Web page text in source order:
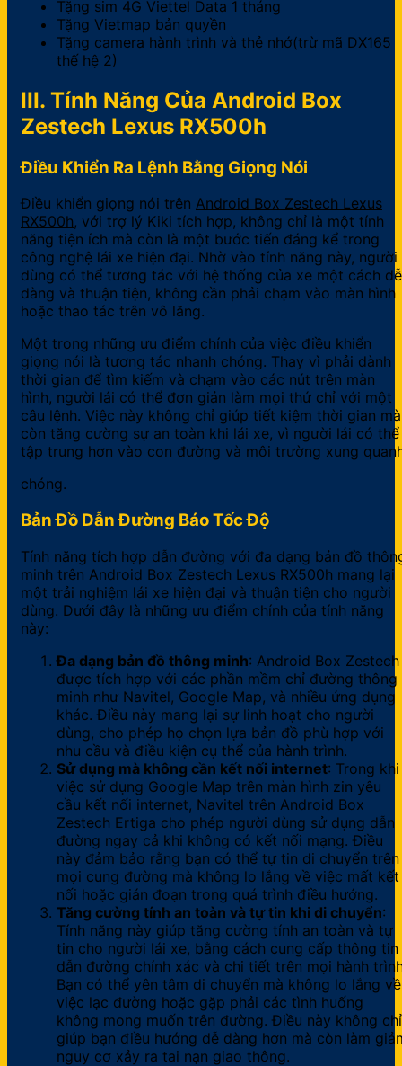
Tặng sim 4G Viettel Data 1 tháng
Tặng Vietmap bản quyền
Tặng camera hành trình và thẻ nhớ(trừ mã DX165
thế hệ 2)
III. Tính Năng Của Android Box
Zestech Lexus RX500h
Điều Khiển Ra Lệnh Bằng Giọng Nói
Điều khiển giọng nói trên Android Box Zestech Lexus
RX500h, với trợ lý Kiki tích hợp, không chỉ là một tính
năng tiện ích mà còn là một bước tiến đáng kể trong
công nghệ lái xe hiện đại. Nhờ vào tính năng này, người
dùng có thể tương tác với hệ thống của xe một cách dễ
dàng và thuận tiện, không cần phải chạm vào màn hình
hoặc thao tác trên vô lăng.
Một trong những ưu điểm chính của việc điều khiển
giọng nói là tương tác nhanh chóng. Thay vì phải dành
thời gian để tìm kiếm và chạm vào các nút trên màn
hình, người lái có thể đơn giản làm mọi thứ chỉ với một
câu lệnh. Việc này không chỉ giúp tiết kiệm thời gian mà
còn tăng cường sự an toàn khi lái xe, vì người lái có thể
tập trung hơn vào con đường và môi trường xung
chóng.
Bản Đồ Dẫn Đường Báo Tốc Độ
Tính năng tích hợp dẫn đường với đa dạng bản đồ
minh trên Android Box Zestech Lexus RX500h mang lại
một trải nghiệm lái xe hiện đại và thuận tiện cho người
dùng. Dưới đây là những ưu điểm chính của tính năng
này:
Đa dạng bản đồ thông minh: Android Box Zestech
được tích hợp với các phần mềm chỉ đường thông
minh như Navitel, Google Map, và nhiều ứng dụng
khác. Điều này mang lại sự linh hoạt cho người
dùng, cho phép họ chọn lựa bản đồ phù hợp với
nhu cầu và điều kiện cụ thể của hành trình.
Sử dụng mà không cần kết nối internet: Trong khi
việc sử dụng Google Map trên màn hình zin yêu
cầu kết nối internet, Navitel trên Android Box
Zestech Ertiga cho phép người dùng sử dụng dẫn
đường ngay cả khi không có kết nối mạng. Điều
này đảm bảo rằng bạn có thể tự tin di chuyển trên
mọi cung đường mà không lo lắng về việc mất kết
nối hoặc gián đoạn trong quá trình điều hướng.
Tăng cường tính an toàn và tự tin khi di chuyển:
Tính năng này giúp tăng cường tính an toàn và tự
tin cho người lái xe, bằng cách cung cấp thông tin
dẫn đường chính xác và chi tiết trên mọi hành
Bạn có thể yên tâm di chuyển mà không lo lắng về
việc lạc đường hoặc gặp phải các tình huống
không mong muốn trên đường. Điều này không chỉ
giúp bạn điều hướng dễ dàng hơn mà còn làm
nguy cơ xảy ra tai nạn giao thông.